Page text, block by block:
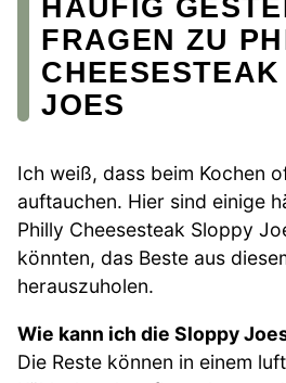
HÄUFIG
FRAGEN ZU
JOES
Ich weiß, dass beim Kochen
auftauchen. Hier sind einige
Philly Cheesesteak Sloppy
könnten, das Beste aus
herauszuholen.
Wie kann ich die Sloppy
Die Reste können in einem